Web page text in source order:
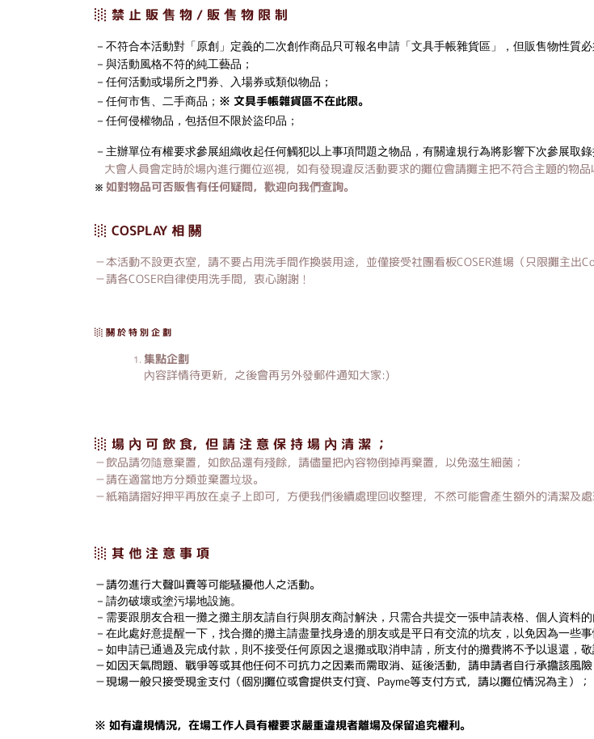
░ 禁 止 販 售 物 / 販 售 物 限 制
－不符合本活動對「原創」定義的二次創作商品只可報名申請「文具手帳雜貨區」，但販售物性質
－與活動風格不符的純工藝品；
－任何活動或場所之門券、入場券或類似物品；
－任何市售、二手商品； ※ 文具手帳雜貨區不在此限。
－任何侵權物品，包括但不限於盜印品；
－主辦單位有權要求參展組織收起任何觸犯以上事項問題之物品，有關違規行為將影響下次參展取錄
大會人員會定時於場內進行攤位巡視，如有發現違反活動要求的攤位會請攤主把不符合主題的物
※ 如對物品可否販售有任何疑問，歡迎向我們查詢。
░ COSPLAY 相 關
－本活動不設更衣室，請不要占用洗手間作換裝用途，並僅接受社團看板COSER進場（只限攤主出
－請各COSER自律使用洗手間，衷心謝謝﹗
░ 關 於 特 別 企 劃
集點企劃
內容詳情待更新，之後會再另外發郵件通知大家:)
░ 場 內 可 飲 食，但 請 注 意 保 持 場 內 清 潔 ；
－飲品請勿隨意棄置，如飲品還有殘餘，請儘量把內容物倒掉再棄置，以免滋生細菌；
－請在適當地方分類並棄置垃圾。
－紙箱請摺好押平再放在桌子上即可，方便我們後續處理回收整理，不然可能會產生額外的清潔及處
░ 其 他 注 意 事 項
－請勿進行大聲叫賣等可能騷擾他人之活動。
－請勿破壞或塗污場地設施。
－需要跟朋友合租一攤之攤主朋友請自行與朋友商討解決，只需合共提交一張申請表格、個人資料
－在此處好意提醒一下，找合攤的攤主請盡量找身邊的朋友或是平日有交流的坑友，以免因為一些
－如申請已通過及完成付款，則不接受任何原因之退攤或取消申請，所支付的攤費將不予以退還，
－如因天氣問題、戰爭等或其他任何不可抗力之因素而需取消、延後活動，請申請者自行承擔該風
－現場一般只接受現金支付（個別攤位或會提供支付寶、Payme等支付方式，請以攤位情況為主）；
※ 如有違規情況，在場工作人員有權要求嚴重違規者離場及保留追究權利。